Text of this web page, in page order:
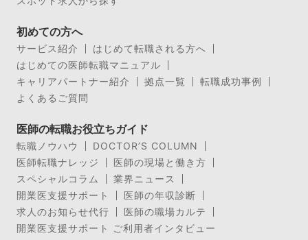
初めての方へ
サービス紹介
はじめて転職される方へ
はじめての医師転職マニュアル
キャリアパートナー紹介
拠点一覧
転職成功事例
よくあるご質問
医師の転職お役立ちガイド
転職ノウハウ
DOCTOR’S COLUMN
医師転職ナレッジ
医師の現場と働き方
スペシャルコラム
業界ニュース
開業医支援サポート
医師の年収診断
求人のお知らせ代行
医師の職場カルテ
開業医支援サポート ご利用者インタビュー